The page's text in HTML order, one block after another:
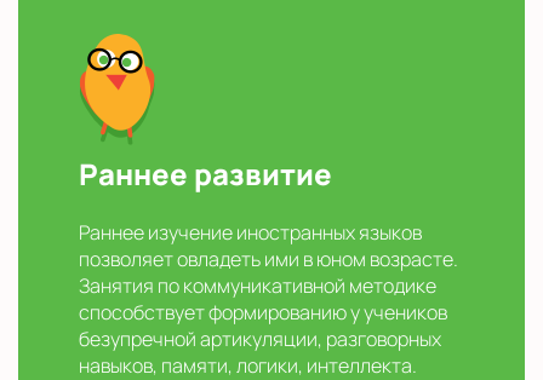
Раннее развитие
Раннее изучение иностранных языков
позволяет овладеть ими в юном возрасте.
Занятия по коммуникативной методике
способствует формированию у учеников
безупречной артикуляции, разговорных
навыков, памяти, логики, интеллекта.